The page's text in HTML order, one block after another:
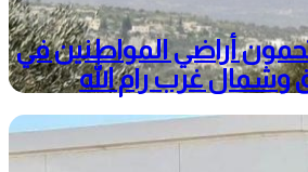
أراضي المواطنين في
غرب رام الله